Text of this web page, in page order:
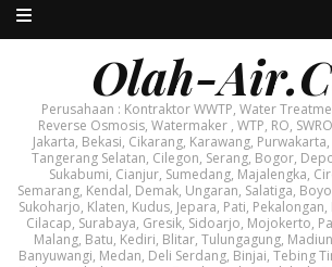
Olah-
Perusahaan : Kontraktor WWTP, Water
Reverse Osmosis, Watermaker , WTP, RO,
Jakarta, Bekasi, Cikarang, Karawang,
Tangerang Selatan, Cilegon, Serang, Bogor,
Sukabumi, Cianjur, Sumedang, Majalengka,
Semarang, Kendal, Demak, Ungaran, Salatiga,
Sukoharjo, Klaten, Kudus, Jepara, Pati,
Cilacap, Surabaya, Gresik, Sidoarjo, Mojokerto,
Malang, Batu, Kediri, Blitar, Tulungagung,
Banyuwangi, Medan, Deli Serdang, Binjai, Tebing